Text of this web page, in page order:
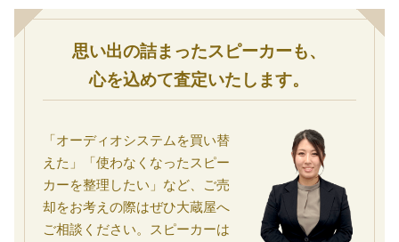
思い出の詰まったスピーカーも、
心を込めて査定いたします。
「オーディオシステムを買い替
えた」「使わなくなったスピー
カーを整理したい」など、ご売
却をお考えの際はぜひ大蔵屋へ
ご相談ください。スピーカーは